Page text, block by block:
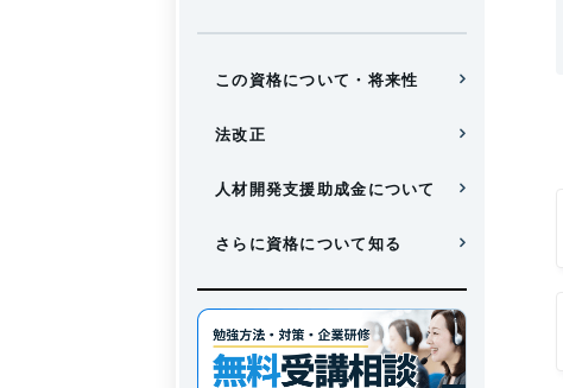
この資格について・将来性
法改正
人材開発支援助成金について
さらに資格について知る